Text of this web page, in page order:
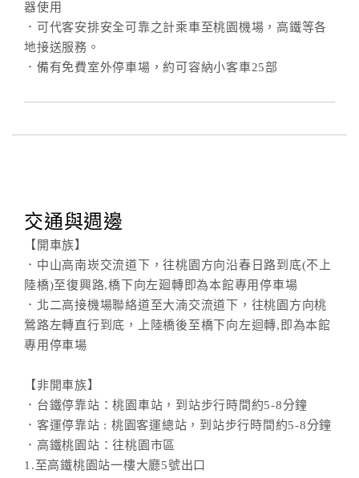
器使用
．可代客安排安全可靠之計乘車至桃園機場，高鐵等各
地接送服務。
．備有免費室外停車場，約可容納小客車25部
交通與週邊
【開車族】
．中山高南崁交流道下，往桃園方向沿春日路到底(不上
陸橋)至復興路,橋下向左廻轉即為本館專用停車場
．北二高接機場聯絡道至大湳交流道下，往桃園方向桃
鶯路左轉直行到底，上陸橋後至橋下向左迴轉,即為本館
專用停車場
【非開車族】
．台鐵停靠站：桃園車站，到站步行時間約5-8分鐘
．客運停靠站 : 桃園客運總站，到站步行時間約5-8分鐘
．高鐵桃園站：往桃園市區
1.至高鐵桃園站一樓大廳5號出口